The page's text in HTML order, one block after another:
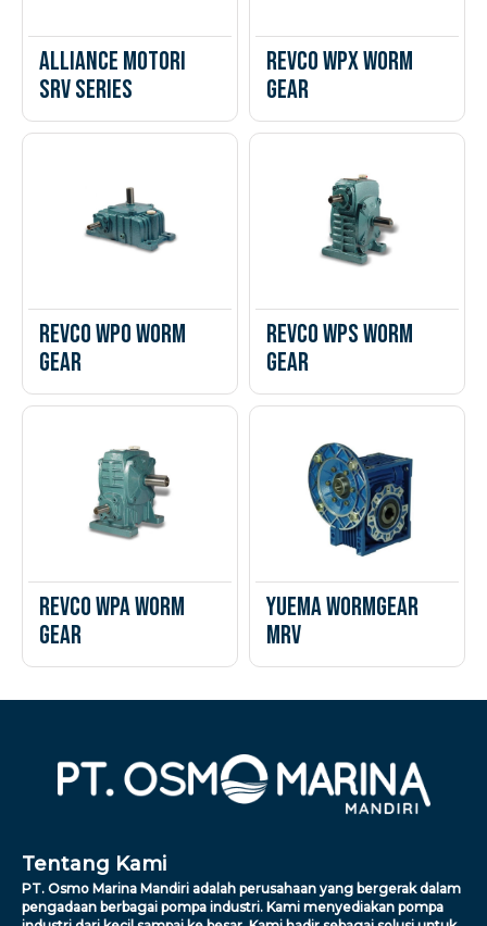
Alliance Motori
SRV Series
Revco WPX Worm
Gear
Revco WPO Worm
Gear
Revco WPS Worm
Gear
Revco WPA Worm
Gear
Yuema Wormgear
MRV
Tentang Kami
PT. Osmo Marina Mandiri adalah perusahaan yang bergerak dalam
pengadaan berbagai pompa industri. Kami menyediakan pompa